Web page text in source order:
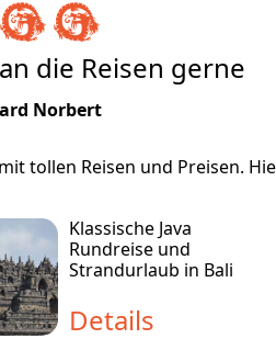
die Reisen gerne
Norbert
tollen Reisen und Preisen.
Klassische Java
Rundreise und
Strandurlaub in Bali
Details